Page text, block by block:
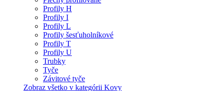
Profily H
Profily I
Profily L
Profily šesťuholníkové
Profily T
Profily U
Trubky
Tyče
Závitové tyče
Zobraz všetko v kategórii Kovy